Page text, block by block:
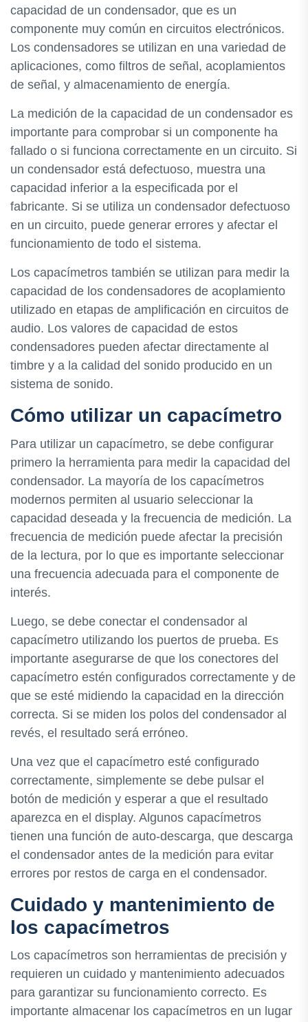
capacidad de un condensador, que es un
componente muy común en circuitos electrónicos.
Los condensadores se utilizan en una variedad de
aplicaciones, como filtros de señal, acoplamientos
de señal, y almacenamiento de energía.
La medición de la capacidad de un condensador es
importante para comprobar si un componente ha
fallado o si funciona correctamente en un circuito. Si
un condensador está defectuoso, muestra una
capacidad inferior a la especificada por el
fabricante. Si se utiliza un condensador defectuoso
en un circuito, puede generar errores y afectar el
funcionamiento de todo el sistema.
Los capacímetros también se utilizan para medir la
capacidad de los condensadores de acoplamiento
utilizado en etapas de amplificación en circuitos de
audio. Los valores de capacidad de estos
condensadores pueden afectar directamente al
timbre y a la calidad del sonido producido en un
sistema de sonido.
Cómo utilizar un capacímetro
Para utilizar un capacímetro, se debe configurar
primero la herramienta para medir la capacidad del
condensador. La mayoría de los capacímetros
modernos permiten al usuario seleccionar la
capacidad deseada y la frecuencia de medición. La
frecuencia de medición puede afectar la precisión
de la lectura, por lo que es importante seleccionar
una frecuencia adecuada para el componente de
interés.
Luego, se debe conectar el condensador al
capacímetro utilizando los puertos de prueba. Es
importante asegurarse de que los conectores del
capacímetro estén configurados correctamente y de
que se esté midiendo la capacidad en la dirección
correcta. Si se miden los polos del condensador al
revés, el resultado será erróneo.
Una vez que el capacímetro esté configurado
correctamente, simplemente se debe pulsar el
botón de medición y esperar a que el resultado
aparezca en el display. Algunos capacímetros
tienen una función de auto-descarga, que descarga
el condensador antes de la medición para evitar
errores por restos de carga en el condensador.
Cuidado y mantenimiento de
los capacímetros
Los capacímetros son herramientas de precisión y
requieren un cuidado y mantenimiento adecuados
para garantizar su funcionamiento correcto. Es
importante almacenar los capacímetros en un lugar